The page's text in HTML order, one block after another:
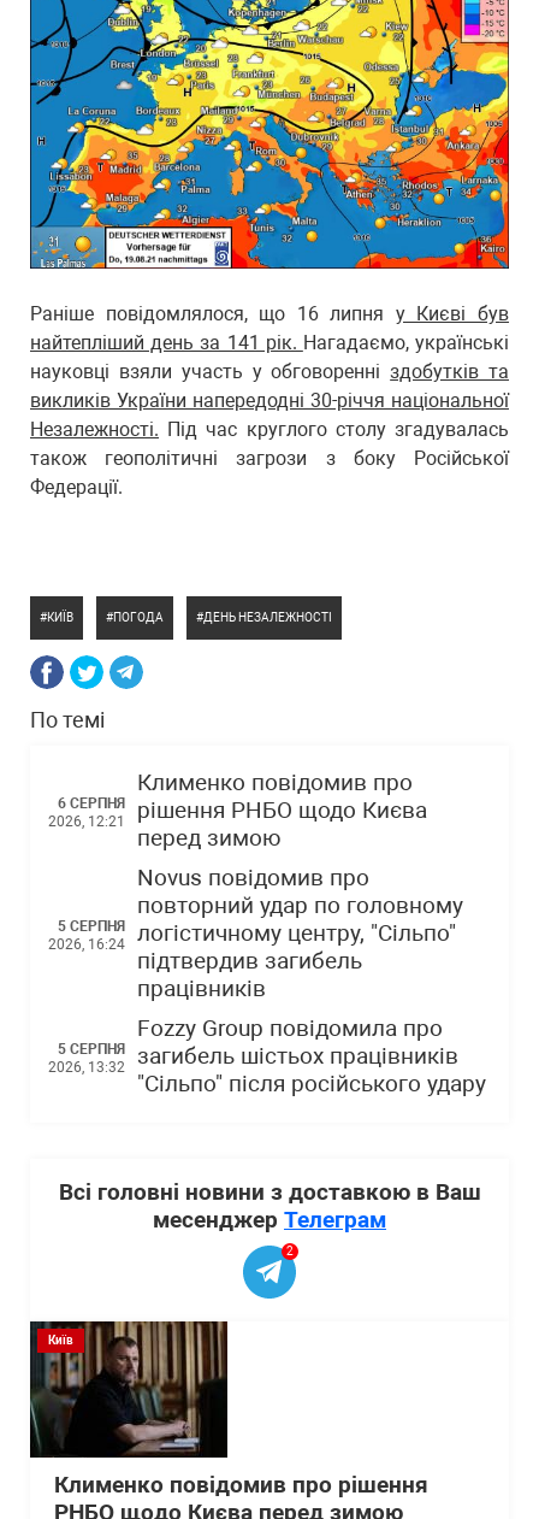
Раніше повідомлялося, що 16 липня у Києві був
найтепліший день за 141 рік. Нагадаємо, українські
науковці взяли участь у обговоренніздобутків та
викликів України напередодні 30-річчя національної
Незалежності. Під час круглого столу згадувалась
також геополітичні загрози з боку Російської
Федерації.
КИЇВ ПОГОДА ДЕНЬ НЕЗАЛЕЖНОСТІ
По темі
6 СЕРПНЯ
2026, 12:21
Клименко повідомив про
рішення РНБО щодо Києва
перед зимою
5 СЕРПНЯ
2026, 16:24
Novus повідомив про
повторний удар по головному
логістичному центру, "Сільпо"
підтвердив загибель
працівників
5 СЕРПНЯ
2026, 13:32
Fozzy Group повідомила про
загибель шістьох працівників
"Сільпо" після російського удару
Всі головні новини з доставкою в Ваш
месенджер Телеграм
2
Київ
Клименко повідомив про рішення
РНБО щодо Києва перед зимою